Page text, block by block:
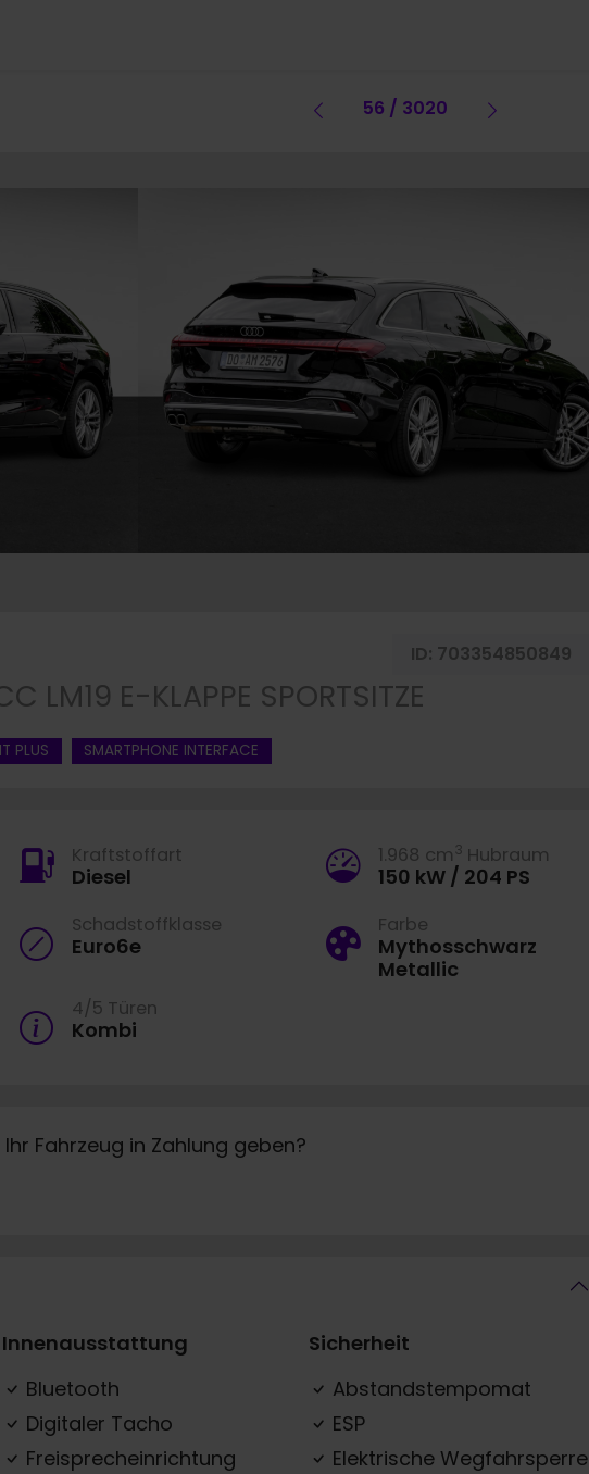
Vorheriges Fahrzeug
56 / 3020
ID: 703354850849
LM19 E-KLAPPE SPORTSITZE
PLUS SMARTPHONE INTERFACE
Kraftstoffart
Diesel
1.968 cm 3 Hubraum
150 kW / 204 PS
Schadstoffklasse
Euro6e
Farbe
Mythosschwarz
Metallic
4/5 Türen
Kombi
Fahrzeug in Zahlung geben?
Innenausstattung
Bluetooth
Digitaler Tacho
Freisprecheinrichtung
Sicherheit
Abstandstempomat
ESP
Elektrische Wegfahrsperre